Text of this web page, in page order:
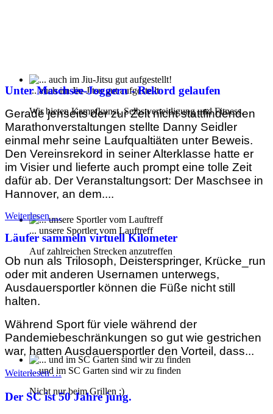
... auch im Jiu-Jitsu gut aufgestellt
Wir bieten Kampfkunst, Selbstverteidigung und Fitness.
... unsere Sportler vom Lauftreff
Auf zahlreichen Strecken anzutreffen
... und im SC Garten sind wir zu finden
Nicht nur beim Grillen ;)
Unter Maschsee-Joggern - Rekord gelaufen
Gerade jenseits der zur Zeit nicht stattfindenden
Marathonverstaltungen stellte Danny Seidler
einmal mehr seine Laufqualtiäten unter Beweis.
Den Vereinsrekord in seiner Alterklasse hatte er
im Visier und lieferte auch prompt eine tolle Zeit
dafür ab. Der Veranstaltungsort: Der Maschsee in
Hannover, an dem....
Weiterlesen …
Läufer sammeln virtuell Kilometer
Ob nun als Trilosoph, Deisterspringer, Krücke_run
oder mit anderen Usernamen unterwegs,
Ausdauersportler können die Füße nicht still
halten.
Während Sport für viele während der
Pandemiebeschränkungen so gut wie gestrichen
war, hatten Ausdauersportler den Vorteil, dass...
Weiterlesen …
Der SC ist 50 Jahre jung.